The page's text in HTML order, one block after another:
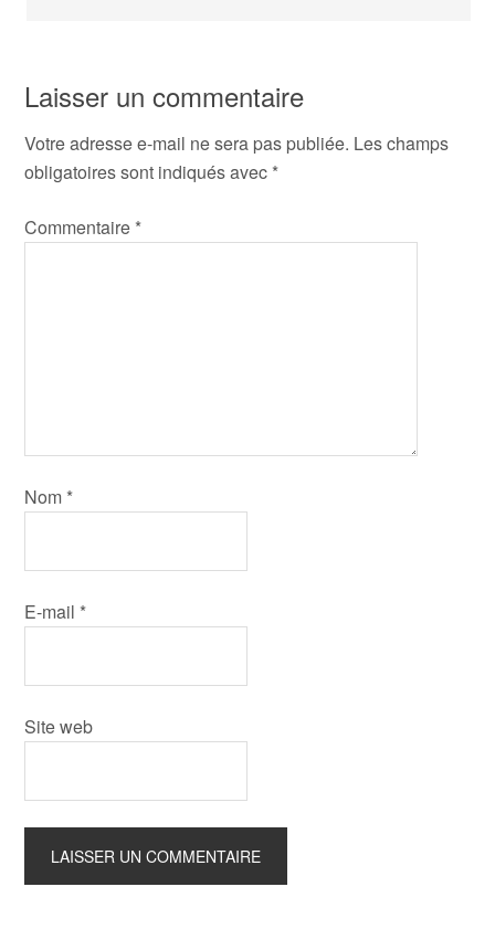
Laisser un commentaire
Votre adresse e-mail ne sera pas publiée. Les champs
obligatoires sont indiqués avec *
Commentaire *
Nom *
E-mail *
Site web